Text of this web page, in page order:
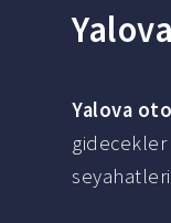
Yalova
gidecekler